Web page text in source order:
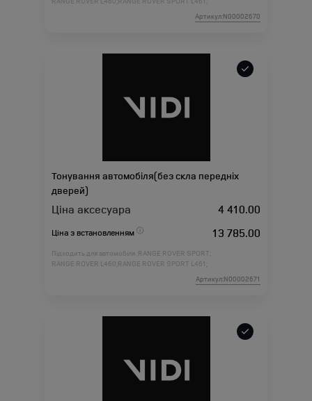
Артикул:N00002670
Тонування автомобіля(без скла передніх
дверей)
Ціна аксесуара 4 410.00
Ціна з встановленням 13 785.00
Підходить для автомобіля : RANGE ROVER SPORT;
RANGE ROVER L460; RANGE ROVER SPORT L461;
Артикул:N00002671